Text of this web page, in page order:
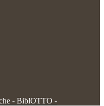
- BiblOTTO -